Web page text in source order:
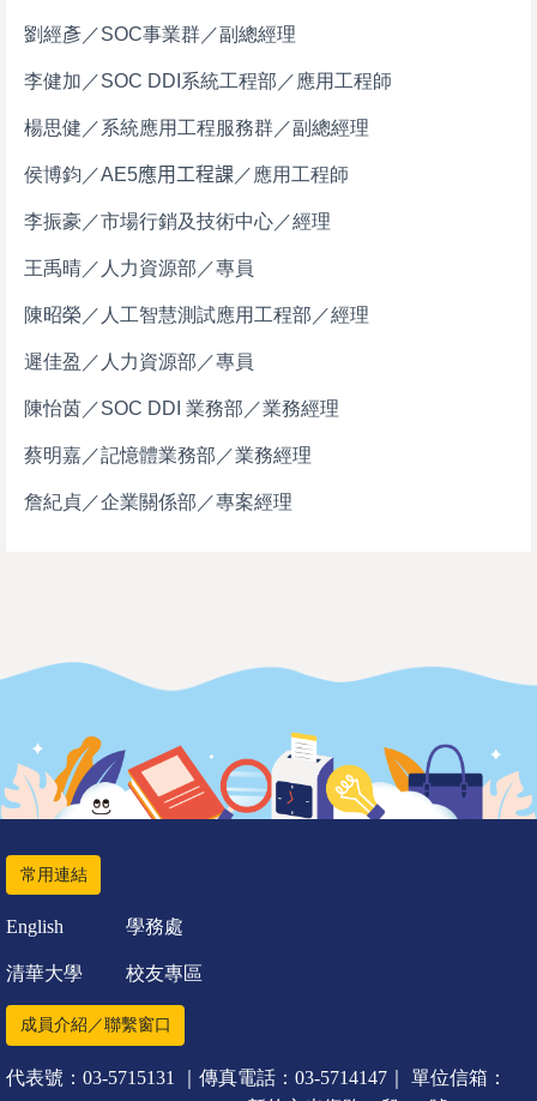
劉經彥／SOC事業群／副總經理
李健加／SOC DDI系統工程部／應用工程師
楊思健／系統應用工程服務群／副總經理
侯博鈞 ／AE5應用工程課 ／應用工程師
李振豪／市場行銷及技術中心／經理
王禹晴／人力資源部／專員
陳昭榮／人工智慧測試應用工程部／經理
遲佳盈／人力資源部／專員
陳怡茵／SOC DDI 業務部／業務經理
蔡明嘉／記憶體業務部／業務經理
詹紀貞／企業關係部／專案經理
常用連結
English 學務處
清華大學 校友專區
成員介紹／聯繫窗口
代表號：03-5715131 ｜傳真電話：03-5714147｜ 單位信箱：